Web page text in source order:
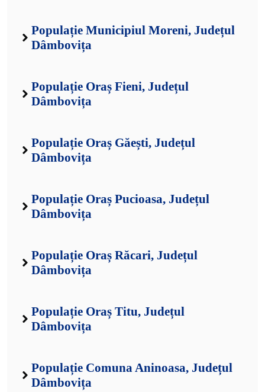
Populație Municipiul Moreni, Județul
Dâmbovița
Populație Oraș Fieni, Județul
Dâmbovița
Populație Oraș Găești, Județul
Dâmbovița
Populație Oraș Pucioasa, Județul
Dâmbovița
Populație Oraș Răcari, Județul
Dâmbovița
Populație Oraș Titu, Județul
Dâmbovița
Populație Comuna Aninoasa, Județul
Dâmbovița